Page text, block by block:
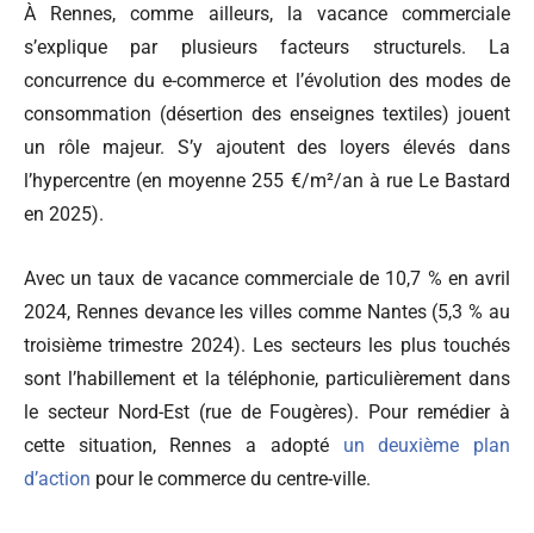
À Rennes, comme ailleurs, la vacance commerciale
s’explique par plusieurs facteurs structurels. La
concurrence du e-commerce et l’évolution des modes de
consommation (désertion des enseignes textiles) jouent
un rôle majeur. S’y ajoutent des loyers élevés dans
l’hypercentre (en moyenne 255 €/m²/an à rue Le Bastard
en 2025).
Avec un taux de vacance commerciale de 10,7 % en avril
2024, Rennes devance les villes comme Nantes (5,3 % au
troisième trimestre 2024). Les secteurs les plus touchés
sont l’habillement et la téléphonie, particulièrement dans
le secteur Nord-Est (rue de Fougères). Pour remédier à
cette situation, Rennes a adopté un deuxième plan
d’action pour le commerce du centre-ville.